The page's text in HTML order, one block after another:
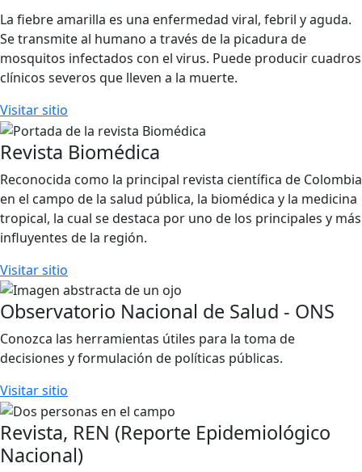
La fiebre amarilla es una enfermedad viral, febril y aguda.
Se transmite al humano a través de la picadura de
mosquitos infectados con el virus. Puede producir cuadros
clínicos severos que lleven a la muerte.
Visitar sitio
Revista Biomédica
Reconocida como la principal revista científica de Colombia
en el campo de la salud pública, la biomédica y la medicina
tropical, la cual se destaca por uno de los principales y más
influyentes de la región.
Visitar sitio
Observatorio Nacional de Salud - ONS
Conozca las herramientas útiles para la toma de
decisiones y formulación de políticas públicas.
Visitar sitio
Revista, REN (Reporte Epidemiológico
Nacional)